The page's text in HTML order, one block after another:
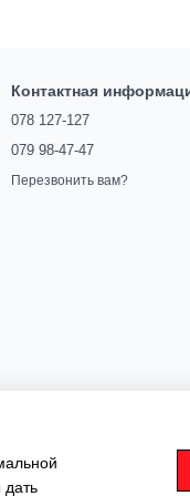
Контактная
078 127-127
079 98-47-47
Перезвонить вам?
дать